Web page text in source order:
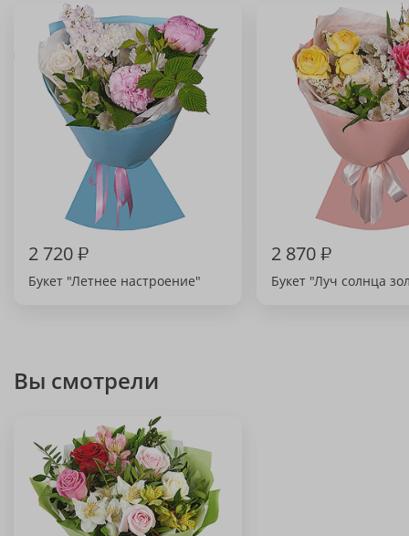
2 720₽
Букет "Летнее настроение"
2 870₽
Букет "Луч солнца
Вы смотрели